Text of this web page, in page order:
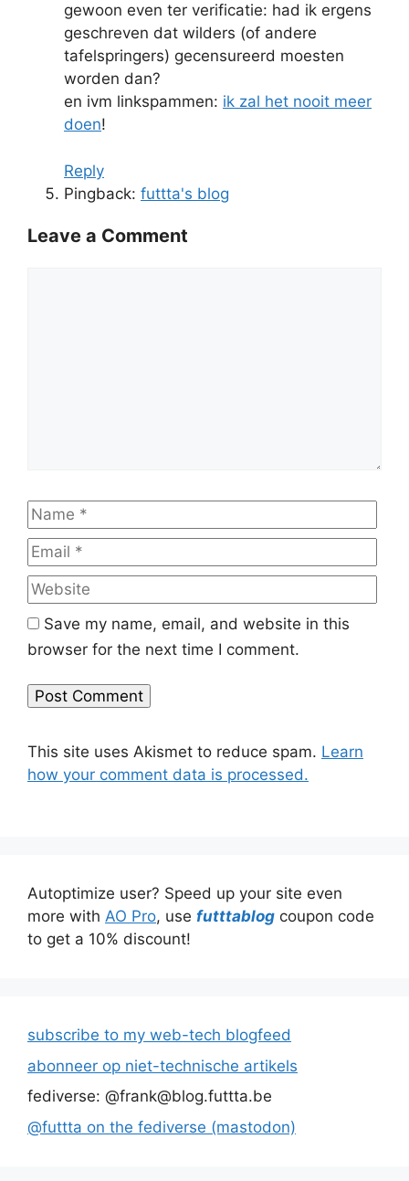
gewoon even ter verificatie: had ik ergens
geschreven dat wilders (of andere
tafelspringers) gecensureerd moesten
worden dan?
en ivm linkspammen: ik zal het nooit meer
doen!
Reply
Pingback: futtta's blog
Leave a Comment
Name
Save my name, email, and website in this
browser for the next time I comment.
This site uses Akismet to reduce spam. Learn
how your comment data is processed.
Autoptimize user? Speed up your site even
more with AO Pro, use futttablog coupon code
to get a 10% discount!
subscribe to my web-tech blogfeed
abonneer op niet-technische artikels
fediverse: @frank@blog.futtta.be
@futtta on the fediverse (mastodon)